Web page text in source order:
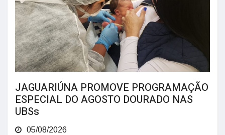
JAGUARIÚNA PROMOVE PROGRAMAÇÃO
ESPECIAL DO AGOSTO DOURADO NAS
UBSs
05/08/2026